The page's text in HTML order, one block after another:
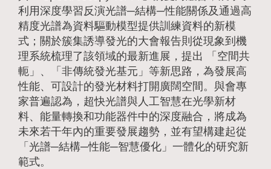
利用深度學習反演光譜─結構─性能關係及通過高
精度光譜為資料驅動模型提供訓練資料的新模
式；關於簇集誘導發光的大會報告則從現象到機
理系統梳理了該領域的最新進展，提出 「空間共
軛」、「非傳統發光基元」等新思路，為發展高
性能、可設計的發光材料打開廣闊空間。與會專
家普遍認為，超快光譜與人工智慧在光學新材
料、能量轉換和功能器件中的深度融合，將成為
未來若干年內的重要發展趨勢，並有望構建起從
「光譜─結構─性能─智慧優化」一體化的研究新
範式。